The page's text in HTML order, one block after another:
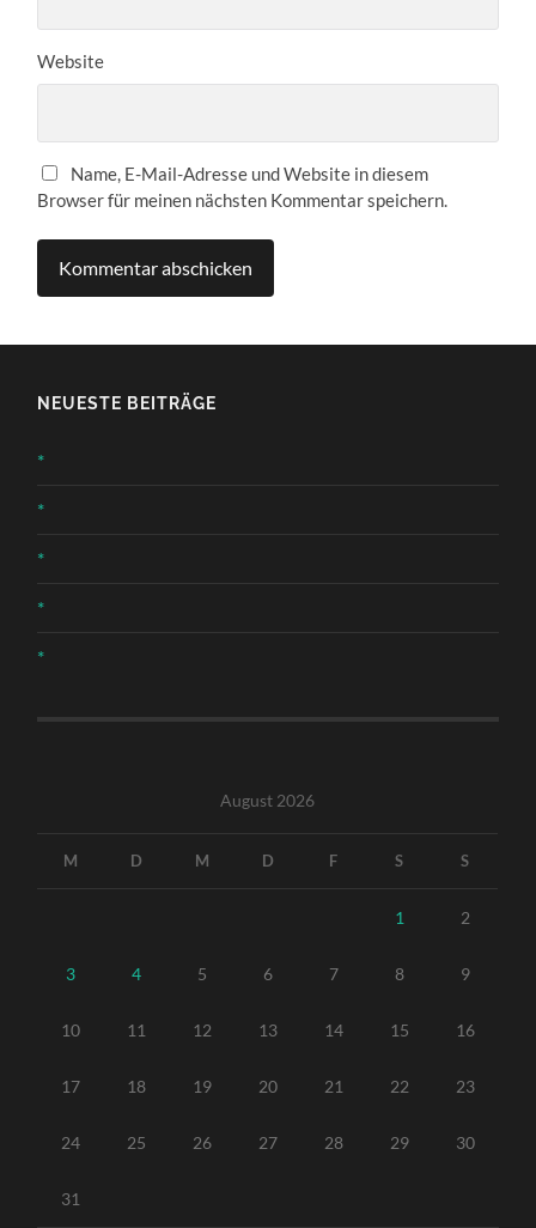
Website
Name, E-Mail-Adresse und Website in diesem
Browser für meinen nächsten Kommentar speichern.
NEUESTE BEITRÄGE
*
*
*
*
*
August 2026
M D M D F S S
1 2
3 4 5 6 7 8 9
10 11 12 13 14 15 16
17 18 19 20 21 22 23
24 25 26 27 28 29 30
31